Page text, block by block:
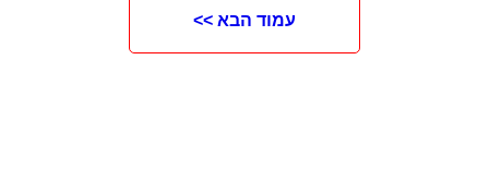
עמוד הבא >>